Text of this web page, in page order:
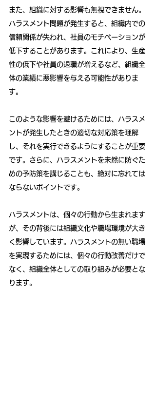
また、組織に対する影響も無視できません。
ハラスメント問題が発生すると、組織内での
信頼関係が失われ、社員のモチベーションが
低下することがあります。これにより、生産
性の低下や社員の退職が増えるなど、組織全
体の業績に悪影響を与える可能性がありま
す。
このような影響を避けるためには、ハラスメ
ントが発生したときの適切な対応策を理解
し、それを実行できるようにすることが重要
です。さらに、ハラスメントを未然に防ぐた
めの予防策を講じることも、絶対に忘れては
ならないポイントです。
ハラスメントは、個々の行動から生まれます
が、その背後には組織文化や職場環境が大き
く影響しています。ハラスメントの無い職場
を実現するためには、個々の行動改善だけで
なく、組織全体としての取り組みが必要とな
ります。